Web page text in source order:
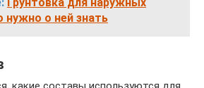
нужно о ней знать